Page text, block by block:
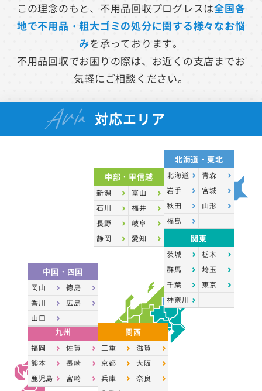
この理念のもと、不用品回収プログレスは全国各
地で不用品・粗大ゴミの処分に関する様々なお悩
みを承っております。
不用品回収でお困りの際は、お近くの支店までお
気軽にご相談ください。
Aria 対応エリア
北海道・東北
北海道
青森
岩手
宮城
秋田
山形
福島
関東
茨城
栃木
群馬
埼玉
千葉
東京
神奈川
中部・甲信越
新潟
富山
石川
福井
長野
岐阜
静岡
愛知
関西
三重
滋賀
京都
大阪
兵庫
奈良
中国・四国
岡山
徳島
香川
広島
山口
九州
福岡
佐賀
熊本
長崎
鹿児島
宮崎